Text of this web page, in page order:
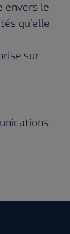
envers le
qu’elle
sur